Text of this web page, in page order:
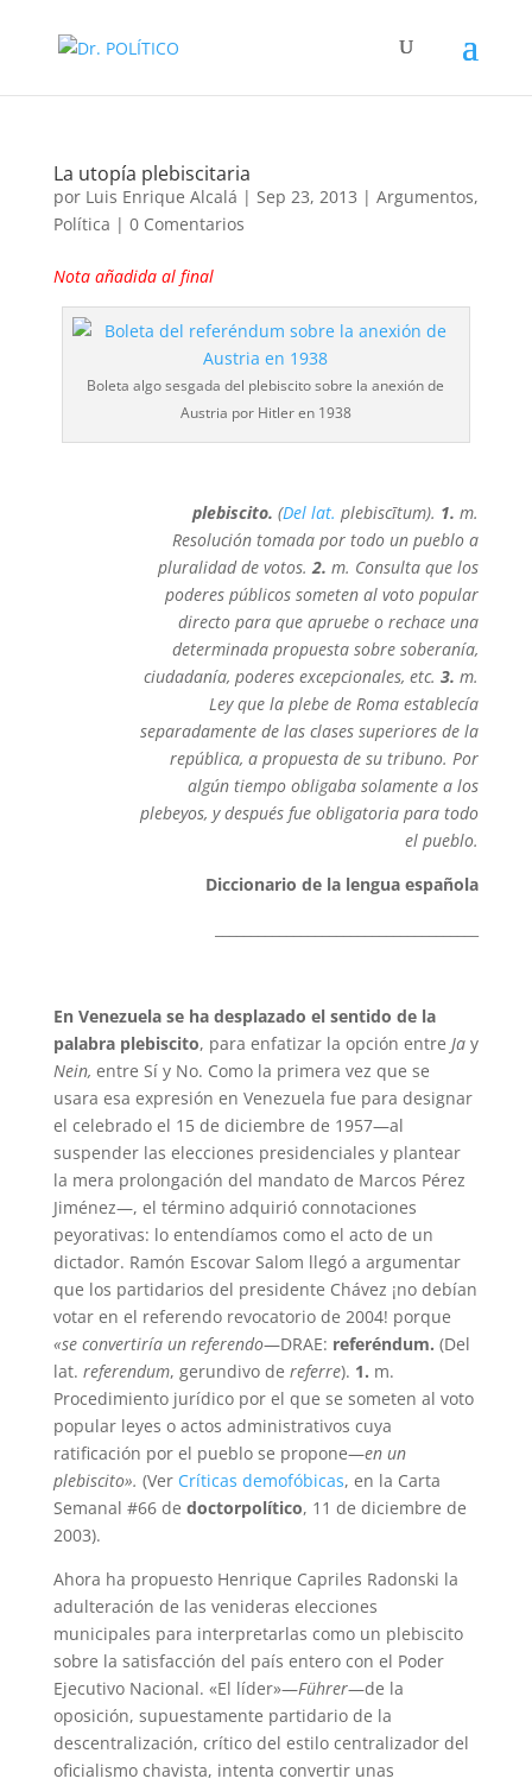
La utopía plebiscitaria
por Luis Enrique Alcalá | Sep 23, 2013 | Argumentos,
Política | 0 Comentarios
Nota añadida al final
Boleta algo sesgada del plebiscito sobre la anexión de
Austria por Hitler en 1938
plebiscito.(Del lat. plebiscītum). 1. m.
Resolución tomada por todo un pueblo a
pluralidad de votos. 2. m. Consulta que los
poderes públicos someten al voto popular
directo para que apruebe o rechace una
determinada propuesta sobre soberanía,
ciudadanía, poderes excepcionales, etc.3. m.
Ley que la plebe de Roma establecía
separadamente de las clases superiores de la
república, a propuesta de su tribuno. Por
algún tiempo obligaba solamente a los
plebeyos, y después fue obligatoria para todo
el pueblo.
Diccionario de la lengua española
En Venezuela se ha desplazado el sentido de la
palabra plebiscito, para enfatizar la opción entre Ja y
Nein, entre Sí y No. Como la primera vez que se
usara esa expresión en Venezuela fue para designar
el celebrado el 15 de diciembre de 1957—al
suspender las elecciones presidenciales y plantear
la mera prolongación del mandato de Marcos Pérez
Jiménez—, el término adquirió connotaciones
peyorativas: lo entendíamos como el acto de un
dictador. Ramón Escovar Salom llegó a argumentar
que los partidarios del presidente Chávez ¡no debían
votar en el referendo revocatorio de 2004! porque
«se convertiría un referendo—DRAE: referéndum. (Del
lat. referendum, gerundivo de referre). 1. m.
Procedimiento jurídico por el que se someten al voto
popular leyes o actos administrativos cuya
ratificación por el pueblo se propone—en un
plebiscito». (Ver Críticas demofóbicas, en la Carta
Semanal #66 de doctorpolítico, 11 de diciembre de
2003).
Ahora ha propuesto Henrique Capriles Radonski la
adulteración de las venideras elecciones
municipales para interpretarlas como un plebiscito
sobre la satisfacción del país entero con el Poder
Ejecutivo Nacional. «El líder»—Führer—de la
oposición, supuestamente partidario de la
descentralización, crítico del estilo centralizador del
oficialismo chavista, intenta convertir unas